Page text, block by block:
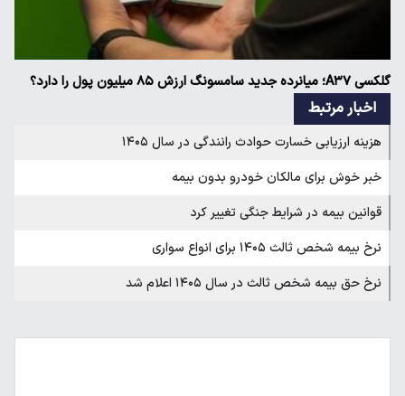
گلکسی A۳۷؛ میانرده جدید سامسونگ ارزش ۸۵ میلیون پول را دارد؟
اخبار مرتبط
هزینه ارزیابی خسارت حوادث رانندگی در سال ۱۴۰۵
خبر خوش برای مالکان خودرو بدون بیمه
قوانین بیمه در شرایط جنگی تغییر کرد
نرخ بیمه شخص ثالث ۱۴۰۵ برای انواع سواری
نرخ حق بیمه شخص ثالث در سال ۱۴۰۵ اعلام شد